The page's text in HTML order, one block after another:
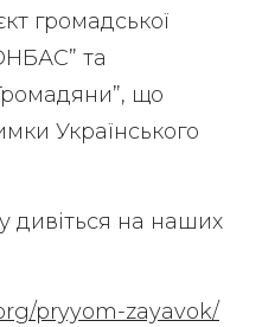
громадської
та
що
Українського
дивіться на наших
pryyom-zayavok/